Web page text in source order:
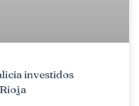
investidos